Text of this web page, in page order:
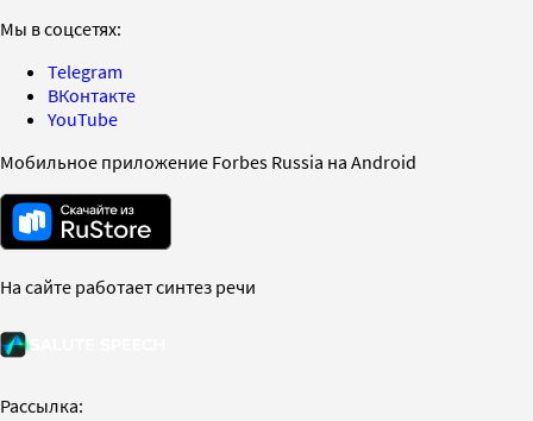
Мы в соцсетях:
Telegram
ВКонтакте
YouTube
Мобильное приложение Forbes Russia на Android
На сайте работает синтез речи
Рассылка: